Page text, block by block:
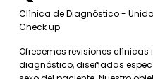
Clínica de Diagnóstico -
Check up
Ofrecemos revisiones
diagnóstico, diseñadas